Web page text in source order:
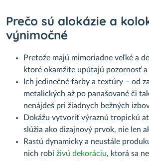
Prečo sú alokázie a
výnimočné
Pretože majú mimoriadne veľké a
ktoré okamžite upútajú pozornosť a
Ich jedinečné farby a textúry – od
metalických až po panašované či
nenájdeš pri žiadnych bežných
Dokážu vytvoriť výraznú tropickú
slúžia ako dizajnový prvok, nie len
Rastú dynamicky a neustále
nich robí živú dekoráciu, ktorá sa